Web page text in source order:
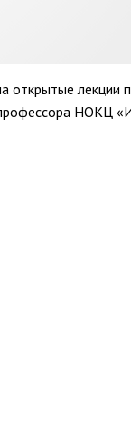
открытые лекции
НОКЦ